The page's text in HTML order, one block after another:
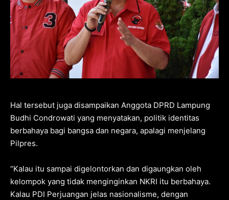
Hal tersebut juga disampaikan Anggota DPRD Lampung
Budhi Condrowati yang menyatakan, politik identitas
berbahaya bagi bangsa dan negara, apalagi menjelang
Pilpres.
“Kalau itu sampai digelontorkan dan digaungkan oleh
kelompok yang tidak menginginkan NKRI itu berbahaya.
Kalau PDI Perjuangan jelas nasionalisme, dengan